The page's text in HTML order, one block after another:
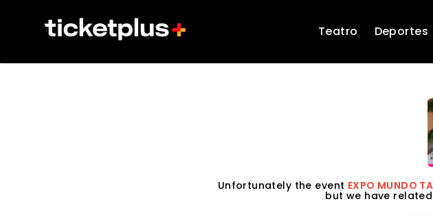
Teatro Deportes
Unfortunately the event EXPO MUNDO
but we have